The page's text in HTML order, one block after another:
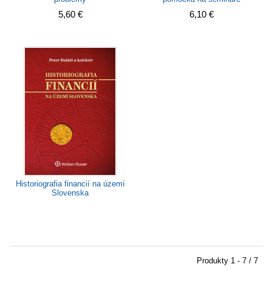
5,60 € 6,10 €
Historiografia financií na území
Slovenska
Produkty 1 - 7 / 7